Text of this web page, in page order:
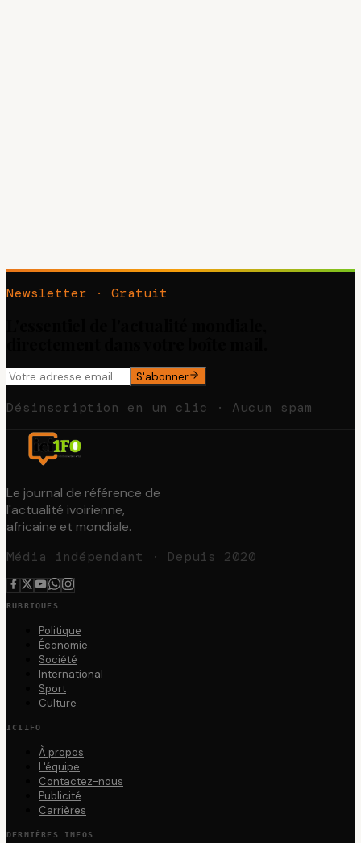
Newsletter · Gratuit
S'abonner
Désinscription en un clic · Aucun spam
Le journal de référence de
l'actualité ivoirienne,
africaine et mondiale.
Média indépendant · Depuis 2020
RUBRIQUES
Politique
Économie
Société
International
Sport
Culture
ICI1FO
À propos
L'équipe
Contactez-nous
Publicité
Carrières
DERNIÈRES INFOS